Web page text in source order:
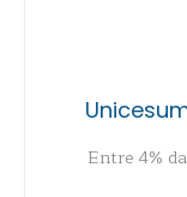
Entre 4%